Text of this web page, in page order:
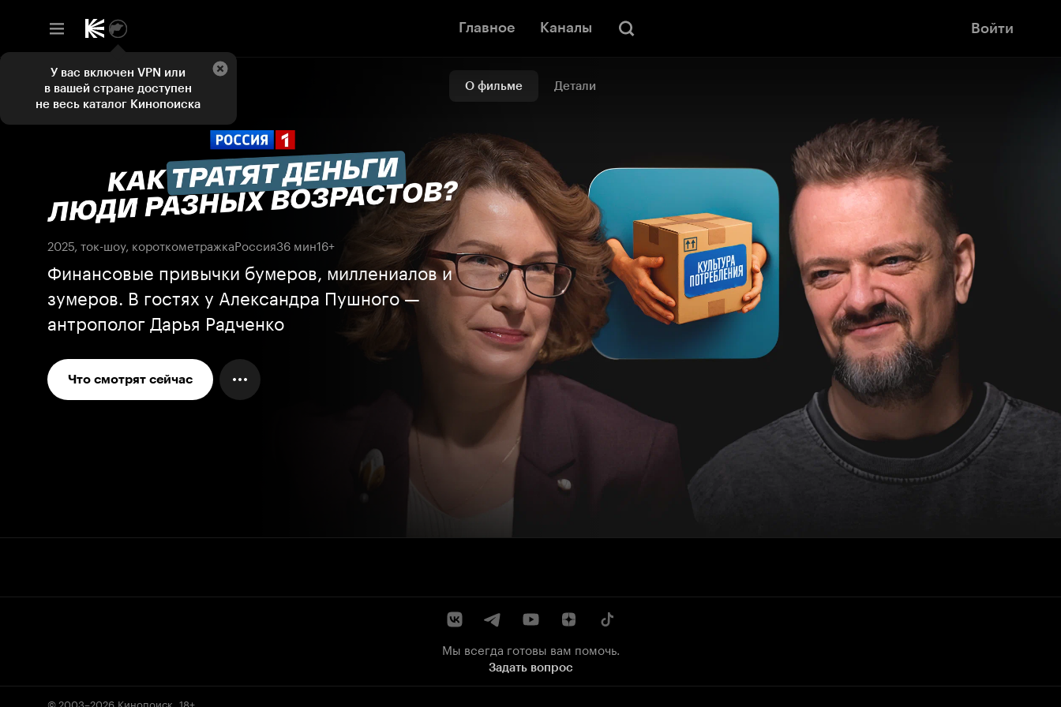
Главное Каналы Войти
О фильме Детали
2025, ток-шоу, короткометражкаРоссия36 мин16+
Финансовые привычки бумеров, миллениалов и
зумеров. В гостях у Александра Пушного —
антрополог Дарья Радченко
Что смотрят сейчас
Мы всегда готовы вам помочь.
Задать вопрос
© 2003–2026 Кинопоиск 18+
У вас включен VPN или
в вашей стране доступен
не весь каталог Кинопоиска